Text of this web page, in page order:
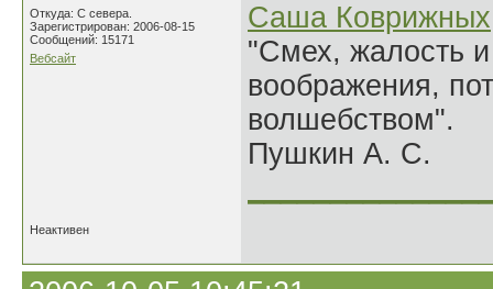
Откуда: С севера.
Зарегистрирован: 2006-08-15
Сообщений: 15171
Вебсайт
Саша Коврижных
"Смех, жалость
воображения,
волшебством".
Пушкин А. С.
Неактивен